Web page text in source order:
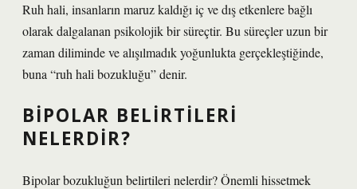
Ruh hali, insanların maruz kaldığı iç ve dış etkenlere bağlı
olarak dalgalanan psikolojik bir süreçtir. Bu süreçler uzun bir
zaman diliminde ve alışılmadık yoğunlukta gerçekleştiğinde,
buna “ruh hali bozukluğu” denir.
BIPOLAR BELIRTILERI
NELERDIR?
Bipolar bozukluğun belirtileri nelerdir? Önemli hissetmek